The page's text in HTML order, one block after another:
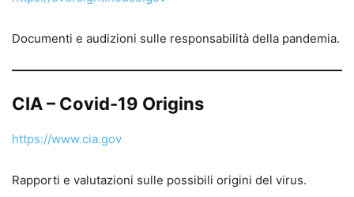
Documenti e audizioni sulle responsabilità della pandemia.
CIA – Covid-19 Origins
https://www.cia.gov
Rapporti e valutazioni sulle possibili origini del virus.